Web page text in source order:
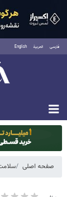
فارسی العربية English
صفحه اصلی